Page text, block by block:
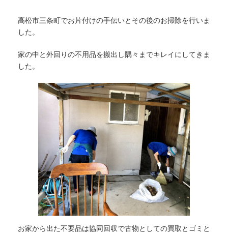
高松市三条町でお片付けの手伝いとその後のお掃除を行いま
した。
家の中と外回りの不用品を搬出し隅々までキレイにしてきま
した。
お家から出た不要品は協同回収で古物としての買取とゴミと